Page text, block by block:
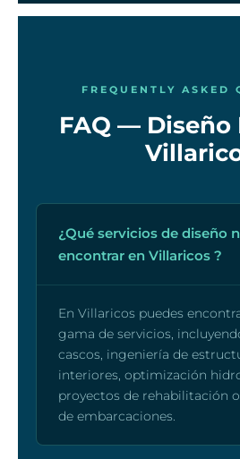
FREQUENTLY ASKED
FAQ — Diseño
¿Qué servicios de diseño
encontrar en Villaricos ?
En Villaricos puedes
gama de servicios,
cascos, ingeniería de
interiores, optimización
proyectos de rehabilitación
de embarcaciones.